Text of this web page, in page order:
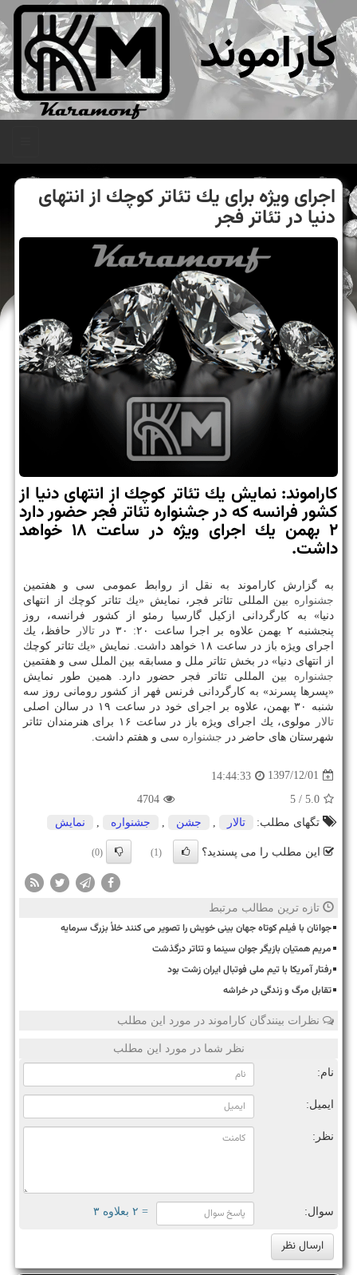
کاراموند
اجرای ویژه برای یك تئاتر كوچك از انتهای
دنیا در تئاتر فجر
كاراموند: نمایش یك تئاتر كوچك از انتهای دنیا از
كشور فرانسه كه در جشنواره تئاتر فجر حضور دارد
۲ بهمن یك اجرای ویژه در ساعت ۱۸ خواهد
داشت.
به گزارش كاراموند به نقل از روابط عمومی سی و هفتمین
جشنواره بین المللی تئاتر فجر، نمایش «یك تئاتر كوچك از انتهای
دنیا» به كارگردانی ازكیل گارسیا رمئو از كشور فرانسه، روز
پنجشنبه ۲ بهمن علاوه بر اجرا ساعت ۲۰: ۳۰ در
تالار
حافظ، یك
اجرای ویژه باز در ساعت ۱۸ خواهد داشت. نمایش «یك تئاتر كوچك
از انتهای دنیا» در بخش تئاتر ملل و مسابقه بین الملل سی و هفتمین
جشنواره بین المللی تئاتر فجر حضور دارد. همین طور نمایش
«پسرها پسرند» به كارگردانی فرنس فهر از كشور رومانی روز سه
شنبه ۳۰ بهمن، علاوه بر اجرای خود در ساعت ۱۹ در سالن اصلی
تالار
مولوی، یك اجرای ویژه باز در ساعت ۱۶ برای هنرمندان تئاتر
شهرستان های حاضر در جشنواره سی و هفتم داشت.
1397/12/01
14:44:33
5.0
/ 5
4704
تگهای مطلب:
تالار , جشن , جشنواره , نمایش
این مطلب را می پسندید؟ (1)
(0)
تازه ترین مطالب مرتبط
جوانان با فیلم کوتاه جهان بینی خویش را تصویر می کنند خلأ بزرگ سرمایه
مریم همتیان بازیگر جوان سینما و تئاتر درگذشت
رفتار آمریکا با تیم ملی فوتبال ایران زشت بود
تقابل مرگ و زندگی در خراشه
نظرات بینندگان کاراموند در مورد این مطلب
نظر شما در مورد این مطلب
نام:
ایمیل:
نظر:
سوال: = ۲ بعلاوه ۳